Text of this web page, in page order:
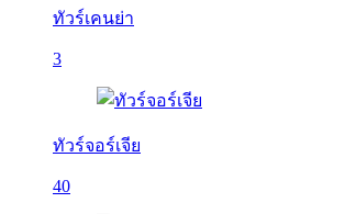
ทัวร์เคนย่า
3
ทัวร์จอร์เจีย
40